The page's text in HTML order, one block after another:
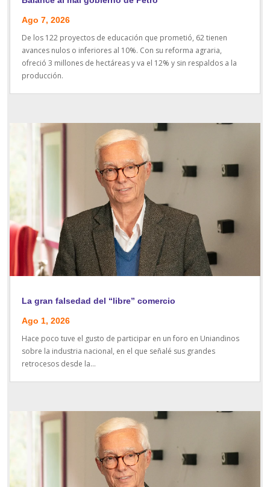
Ago 7, 2026
De los 122 proyectos de educación que prometió, 62 tienen
avances nulos o inferiores al 10%. Con su reforma agraria,
ofreció 3 millones de hectáreas y va el 12% y sin respaldos a la
producción.
La gran falsedad del “libre” comercio
Ago 1, 2026
Hace poco tuve el gusto de participar en un foro en Uniandinos
sobre la industria nacional, en el que señalé sus grandes
retrocesos desde la...